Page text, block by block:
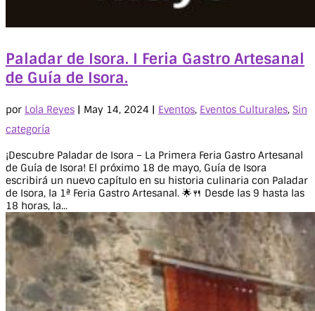
Paladar de Isora. I Feria Gastro Artesanal
de Guía de Isora.
por Lola Reyes | May 14, 2024 | Eventos, Eventos Culturales, Sin
categoría
¡Descubre Paladar de Isora – La Primera Feria Gastro Artesanal
de Guía de Isora! El próximo 18 de mayo, Guía de Isora
escribirá un nuevo capítulo en su historia culinaria con Paladar
de Isora, la 1ª Feria Gastro Artesanal. 🌟🍴 Desde las 9 hasta las
18 horas, la...